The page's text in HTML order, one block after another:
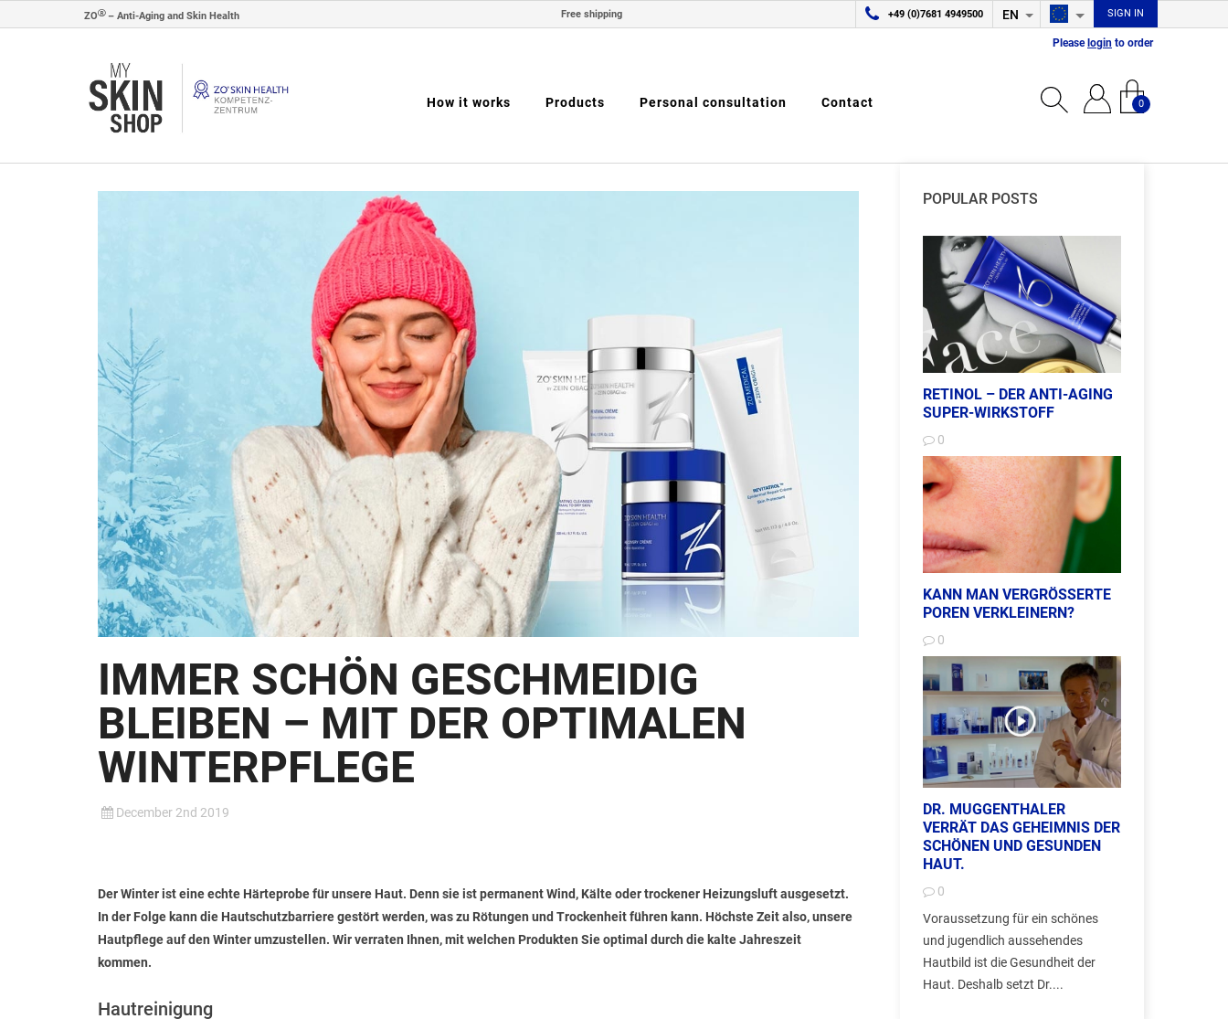
ZO – Anti-Aging and Skin Health Free shipping SIGN IN
Please login to order
EN
+49 (0)7681 4949500
How it works Products Personal consultation Contact 0
IMMER SCHÖN GESCHMEIDIG
BLEIBEN – MIT DER OPTIMALEN
WINTERPFLEGE
Posted on:
December 2nd 2019
Der Winter ist eine echte Härteprobe für unsere Haut. Denn sie ist permanent Wind, Kälte oder trockener Heizungsluft ausgesetzt.
In der Folge kann die Hautschutzbarriere gestört werden, was zu Rötungen und Trockenheit führen kann. Höchste Zeit also, unsere
Hautpflege auf den Winter umzustellen. Wir verraten Ihnen, mit welchen Produkten Sie optimal durch die kalte Jahreszeit
kommen.
Hautreinigung
POPULAR POSTS
RETINOL – DER ANTI-AGING
SUPER-WIRKSTOFF
0
KANN MAN VERGRÖSSERTE
POREN VERKLEINERN?
0
DR. MUGGENTHALER
VERRÄT DAS GEHEIMNIS DER
SCHÖNEN UND GESUNDEN
HAUT.
0
Voraussetzung für ein schönes
und jugendlich aussehendes
Hautbild ist die Gesundheit der
Haut. Deshalb setzt Dr....